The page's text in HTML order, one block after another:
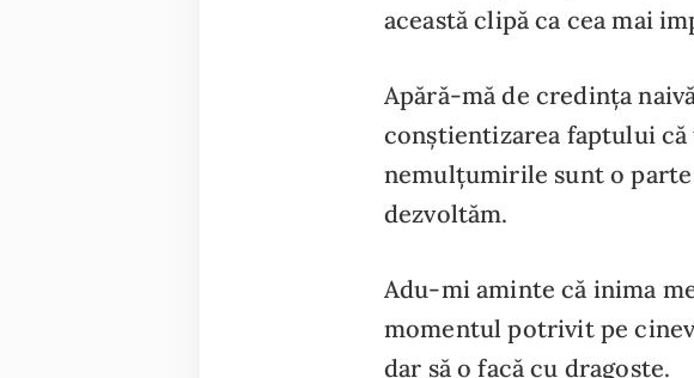
această clipă ca cea mai
Apără-mă de credința
conștientizarea faptului
nemulțumirile sunt o
dezvoltăm.
Adu-mi aminte că inima
momentul potrivit pe
dar să o facă cu dragoste.